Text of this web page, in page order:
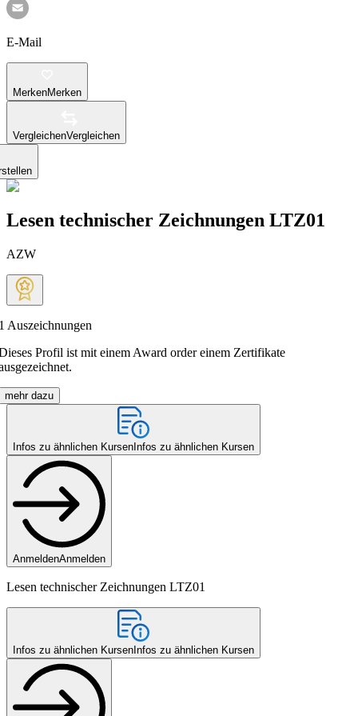
E-Mail
MerkenMerken
VergleichenVergleichen
Lesen technischer Zeichnungen LTZ01
AZW
Auszeichnungen
Profil ist mit einem Award order einem Zertifikate
mehr dazu
Infos zu ähnlichen Kursen Infos zu ähnlichen Kursen
AnmeldenAnmelden
Lesen technischer Zeichnungen LTZ01
Infos zu ähnlichen Kursen Infos zu ähnlichen Kursen